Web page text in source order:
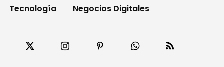
Tecnología
Negocios Digitales